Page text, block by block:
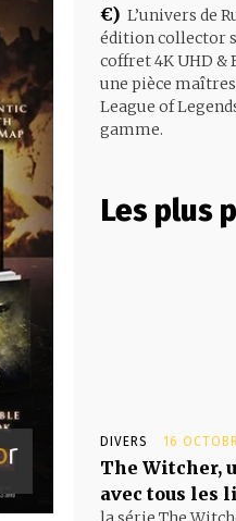
€) L’univers de
édition collector
coffret 4K UHD &
une pièce
League of
gamme.
Les plus
DIVERS 16
The Witcher,
avec tous les